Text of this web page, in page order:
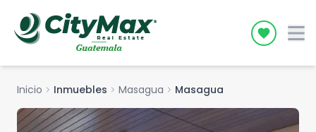
Icon
Inicio chevron_right Inmuebles chevron_right Masagua chevron_right Masagua